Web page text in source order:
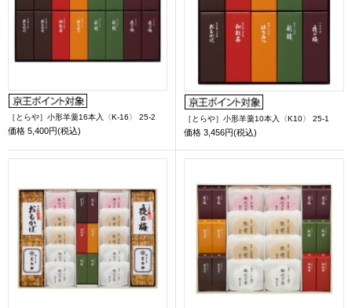
［とらや］小形羊羹16本入〈K-16〉 25-2
価格 5,400円(税込)
［とらや］小形羊羹10本入〈K10〉 25-1
価格 3,456円(税込)